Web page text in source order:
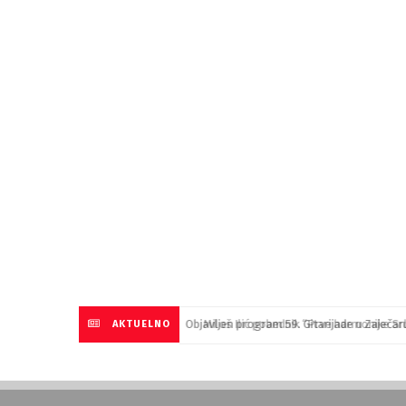
AKTUELNO Objavljen program 59. Gitarijade u